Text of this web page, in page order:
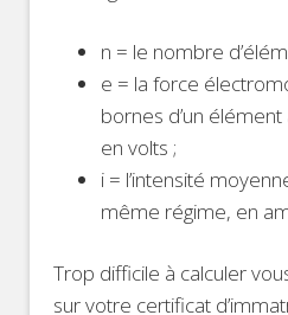
n = le nombre
e = la force
bornes d’un
en volts ;
i = l’intensité
même régime, en
Trop difficile à calculer
sur votre certificat